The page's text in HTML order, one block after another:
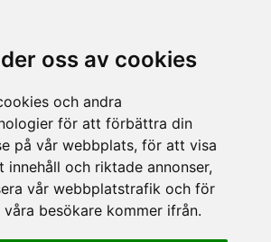
oss av cookies
och andra
för att förbättra din
på vår webbplats, för att visa
innehåll och riktade annonser,
vår webbplatstrafik och för
besökare kommer ifrån.